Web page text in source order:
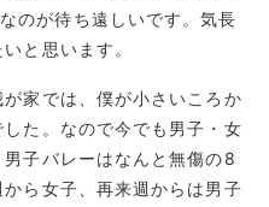
のが待ち遠しいです。気長
と思います。
家では、僕が小さいころか
た。なので今でも男子・女
子バレーはなんと無傷の8
ら女子、再来週からは男子